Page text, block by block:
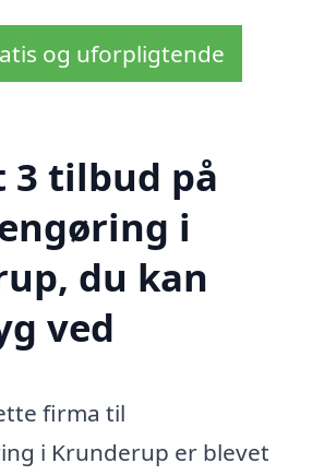
og uforpligtende
3 tilbud på
i
du kan
ved
firma til
i Krunderup er blevet